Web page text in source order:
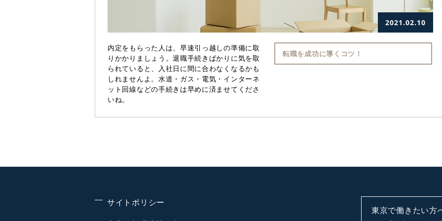
2021.02.10
内定をもらった人は、早速引っ越しの準備に取
りかかりましょう。退職手続きばかりに気を取
られていると、入社日に間に合わなくなるかも
しれませんよ。水道・ガス・電気・インターネ
ット回線などの手続きは早めに済ませてくださ
いね。
転職を成功に導くコツ！
サイトポリシー
東京で働きたい方